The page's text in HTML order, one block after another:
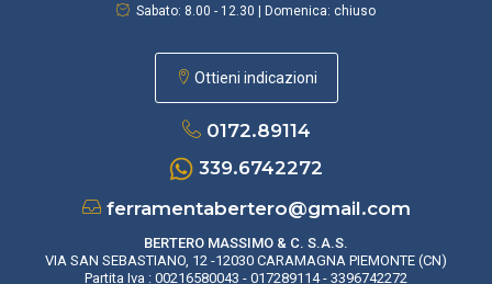
Sabato: 8.00 - 12.30 | Domenica: chiuso
Ottieni indicazioni
0172.89114
339.6742272
ferramentabertero@gmail.com
BERTERO MASSIMO & C. S.A.S.
VIA SAN SEBASTIANO, 12 -12030 CARAMAGNA PIEMONTE (CN)
Partita Iva : 00216580043 - 017289114 - 3396742272